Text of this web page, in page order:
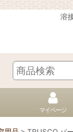
溶
マイページ